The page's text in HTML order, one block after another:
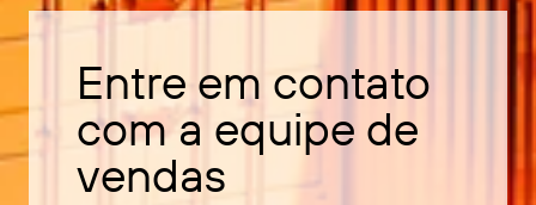
Entre em contato
com a equipe de
vendas